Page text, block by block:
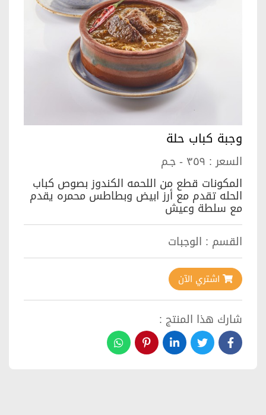
وجبة كباب حلة
السعر : ٣٥٩ - جـم
المكونات قطع من اللحمه الكندوز بصوص كباب
الحله تقدم مع أرز ابيض وبطاطس محمره يقدم
مع سلطة وعيش
القسم : الوجبات
اشتري الآن
شارك هذا المنتج :